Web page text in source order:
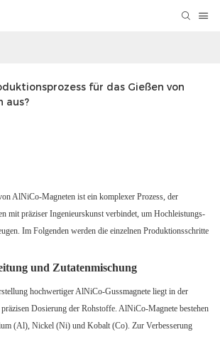
für das Gießen von
aus?
AlNiCo-Magneten ist ein komplexer Prozess, der
mit präziser Ingenieurskunst verbindet, um Hochleistungs-
Im Folgenden werden die einzelnen Produktionsschritte
und Zutatenmischung
hochwertiger AlNiCo-Gussmagnete liegt in der
Dosierung der Rohstoffe. AlNiCo-Magnete bestehen
(Al), Nickel (Ni) und Kobalt (Co). Zur Verbesserung